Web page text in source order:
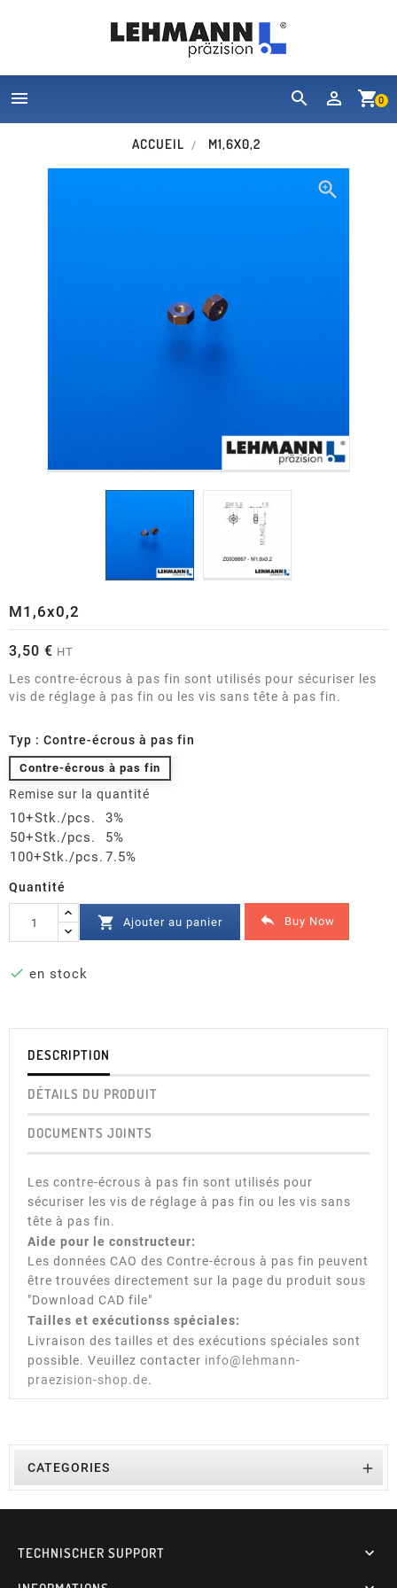
shopping_cart0
 
ACCUEIL M1,6X0,2

M1,6x0,2
3,50 € HT
Les contre-écrous à pas fin sont utilisés pour sécuriser les
vis de réglage à pas fin ou les vis sans tête à pas fin.
Typ : Contre-écrous à pas fin
Contre-écrous à pas fin
Remise sur la quantité
10+Stk./pcs.
3%
50+Stk./pcs.
5%
100+Stk./pcs. 7.5%
Quantité
 Ajouter au panier  Buy Now
 en stock
DESCRIPTION
DÉTAILS DU PRODUIT
DOCUMENTS JOINTS
Les contre-écrous à pas fin sont utilisés pour
sécuriser les vis de réglage à pas fin ou les vis sans
tête à pas fin.
Aide pour le constructeur:
Les données CAO des Contre-écrous à pas fin peuvent
être trouvées directement sur la page du produit sous
"Download CAD file"
Tailles et exécutionss spéciales:
Livraison des tailles et des exécutions spéciales sont
possible. Veuillez contacter info@lehmann-
praezision-shop.de.
CATEGORIES 
TECHNISCHER SUPPORT 